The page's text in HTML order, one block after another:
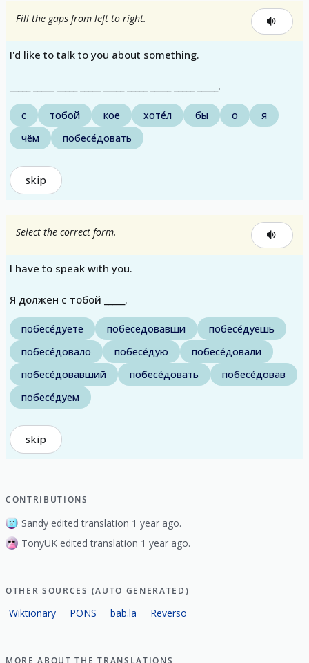
Fill the gaps from left to right.
I'd like to talk to you about something.
_____ _____ _____ _____ _____ _____ _____ _____ _____.
с тобой кое хоте́л бы о
я
чём
побесе́довать
skip
Select the correct form.
I have to speak with you.
Я должен с тобой _____.
побесе́дуете побеседовавши
побесе́дуешь
побесе́довало
побесе́дую
побесе́довали
побесе́довавший
побесе́довать
побесе́довав
побесе́дуем
skip
CONTRIBUTIONS
Sandy edited translation 1 year ago.
TonyUK edited translation 1 year ago.
OTHER SOURCES (AUTO GENERATED)
Wiktionary PONS bab.la Reverso
MORE ABOUT THE TRANSLATIONS